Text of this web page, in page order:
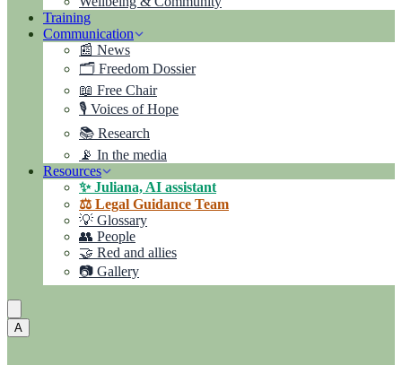
Training
Communication
📰 News
🗂️ Freedom Dossier
📖 Free Chair
🎙️ Voices of Hope
📚 Research
📡 In the media
Resources
✨ Juliana, AI assistant
⚖️ Legal Guidance Team
💡 Glossary
👥 People
🤝 Red and allies
📷 Gallery
A